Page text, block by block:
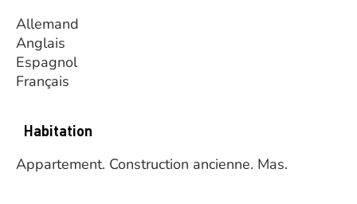
Allemand
Anglais
Espagnol
Français
Habitation
Appartement. Construction ancienne. Mas.